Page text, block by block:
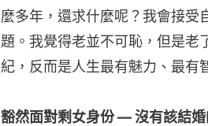
麼多年，還求什麼呢？我會接受
題。我覺得老並不可恥，但是老
紀，反而是人生最有魅力、最有
豁然面對剩女身份 — 沒有該結